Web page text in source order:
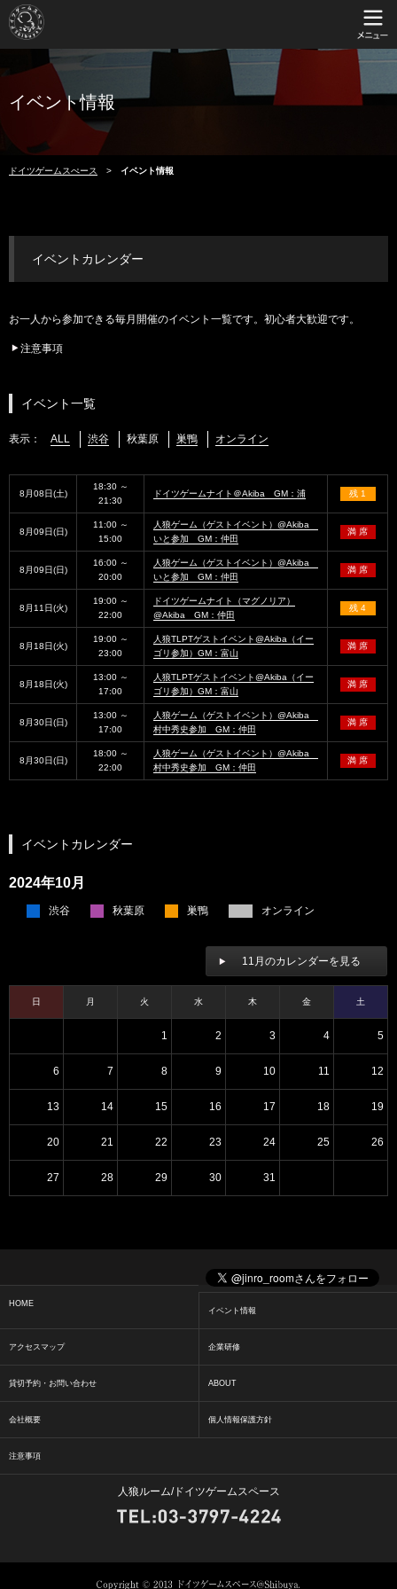
イベント情報
ドイツゲームスぺース イベント情報
イベントカレンダー
お一人から参加できる毎月開催のイベント一覧です。初心者大歓迎です。
注意事項
イベント一覧
表示： ALL 渋谷 秋葉原 巣鴨 オンライン
8月08日(土)
18:30 ～
21:30
ドイツゲームナイト＠Akiba GM：浦 残 1
8月09日(日)
11:00 ～
15:00
人狼ゲーム（ゲストイベント）@Akiba
いと参加 GM：仲田
満 席
8月09日(日)
16:00 ～
20:00
人狼ゲーム（ゲストイベント）@Akiba
いと参加 GM：仲田
満 席
8月11日(火)
19:00 ～
22:00
ドイツゲームナイト（マグノリア）
@Akiba GM：仲田
残 4
8月18日(火)
19:00 ～
23:00
人狼TLPTゲストイベント@Akiba（イー
ゴリ参加）GM：富山
満 席
8月18日(火)
13:00 ～
17:00
人狼TLPTゲストイベント@Akiba（イー
ゴリ参加）GM：富山
満 席
8月30日(日)
13:00 ～
17:00
人狼ゲーム（ゲストイベント）@Akiba
村中秀史参加 GM：仲田
満 席
8月30日(日)
18:00 ～
22:00
人狼ゲーム（ゲストイベント）@Akiba
村中秀史参加 GM：仲田
満 席
イベントカレンダー
2024年10月
渋谷 秋葉原 巣鴨 オンライン
11月のカレンダーを見る
日 月 火 水 木 金 土
1 2 3 4 5
6 7 8 9 10 11 12
13 14 15 16 17 18 19
20 21 22 23 24 25 26
27 28 29 30 31
HOME
イベント情報
アクセスマップ 企業研修
貸切予約・お問い合わせ ABOUT
会社概要 個人情報保護方針
注意事項
人狼ルーム/ドイツゲームスペース